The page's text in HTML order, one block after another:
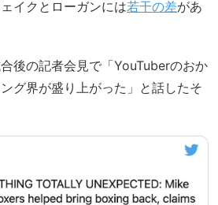
イクとローガンには若干の差があ
後の記者会見で「YouTuberのおか
グ界が盛り上がった」と話したそ